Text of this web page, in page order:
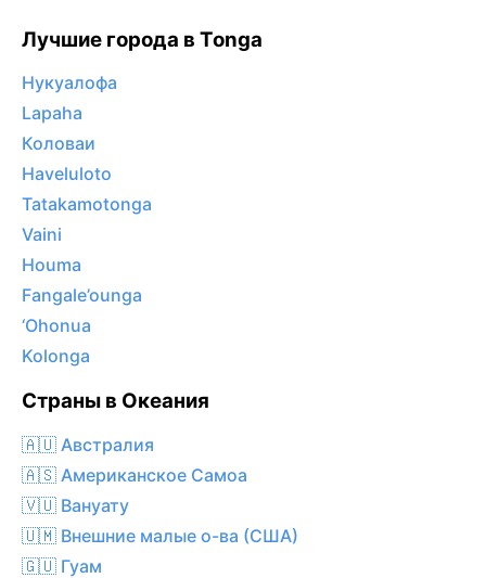
Лучшие города в Tonga
Нукуалофа
Lapaha
Коловаи
Haveluloto
Tatakamotonga
Vaini
Houma
Fangale’ounga
‘Ohonua
Kolonga
Страны в Океания
🇦🇺 Австралия
🇦🇸 Американское Самоа
🇻🇺 Вануату
🇺🇲 Внешние малые о-ва (США)
🇬🇺 Гуам